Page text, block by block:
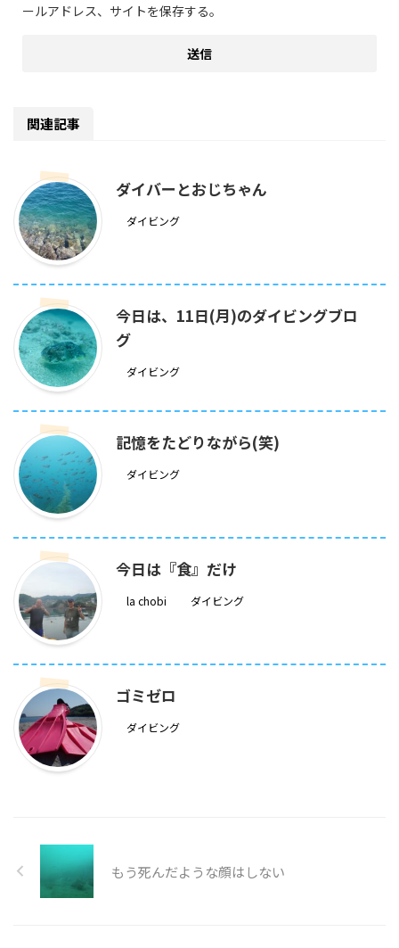
ールアドレス、サイトを保存する。
関連記事
ダイバーとおじちゃん
ダイビング
今日は、11日(月)のダイビングブロ
グ
ダイビング
記憶をたどりながら(笑)
ダイビング
今日は『食』だけ
la chobi ダイビング
ゴミゼロ
ダイビング
もう死んだような顔はしない